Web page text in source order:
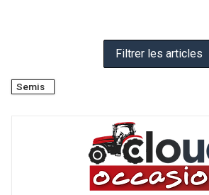
Filtrer les articles
Semis